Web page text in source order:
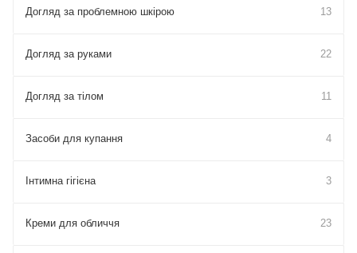
Догляд за проблемною шкірою 13
Догляд за руками 22
Догляд за тілом 11
Засоби для купання 4
Інтимна гігієна 3
Креми для обличчя 23